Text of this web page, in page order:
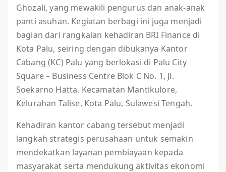
Ghozali, yang mewakili pengurus dan anak-anak
panti asuhan. Kegiatan berbagi ini juga menjadi
bagian dari rangkaian kehadiran BRI Finance di
Kota Palu, seiring dengan dibukanya Kantor
Cabang (KC) Palu yang berlokasi di Palu City
Square – Business Centre Blok C No. 1, Jl.
Soekarno Hatta, Kecamatan Mantikulore,
Kelurahan Talise, Kota Palu, Sulawesi Tengah.
Kehadiran kantor cabang tersebut menjadi
langkah strategis perusahaan untuk semakin
mendekatkan layanan pembiayaan kepada
masyarakat serta mendukung aktivitas ekonomi